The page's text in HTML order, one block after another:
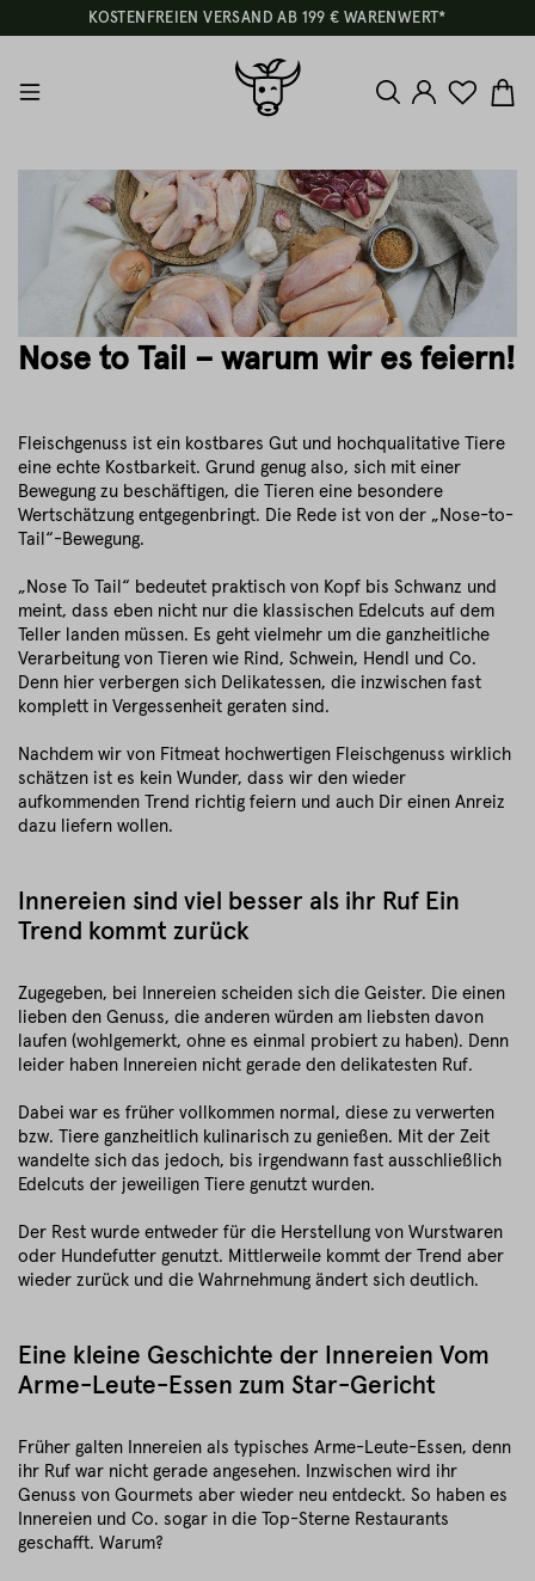
KOSTENFREIEN VERSAND AB 199 € WARENWERT*
Nose to Tail – warum wir es feiern!
Fleischgenuss ist ein kostbares Gut und hochqualitative Tiere
eine echte Kostbarkeit. Grund genug also, sich mit einer
Bewegung zu beschäftigen, die Tieren eine besondere
Wertschätzung entgegenbringt. Die Rede ist von der „Nose-to-
Tail“-Bewegung.
„Nose To Tail“ bedeutet praktisch von Kopf bis Schwanz und
meint, dass eben nicht nur die klassischen Edelcuts auf dem
Teller landen müssen. Es geht vielmehr um die ganzheitliche
Verarbeitung von Tieren wie Rind, Schwein, Hendl und Co.
Denn hier verbergen sich Delikatessen, die inzwischen fast
komplett in Vergessenheit geraten sind.
Nachdem wir von Fitmeat hochwertigen Fleischgenuss wirklich
schätzen ist es kein Wunder, dass wir den wieder
aufkommenden Trend richtig feiern und auch Dir einen Anreiz
dazu liefern wollen.
Innereien sind viel besser als ihr Ruf Ein
Trend kommt zurück
Zugegeben, bei Innereien scheiden sich die Geister. Die einen
lieben den Genuss, die anderen würden am liebsten davon
laufen (wohlgemerkt, ohne es einmal probiert zu haben). Denn
leider haben Innereien nicht gerade den delikatesten Ruf.
Dabei war es früher vollkommen normal, diese zu verwerten
bzw. Tiere ganzheitlich kulinarisch zu genießen. Mit der Zeit
wandelte sich das jedoch, bis irgendwann fast ausschließlich
Edelcuts der jeweiligen Tiere genutzt wurden.
Der Rest wurde entweder für die Herstellung von Wurstwaren
oder Hundefutter genutzt. Mittlerweile kommt der Trend aber
wieder zurück und die Wahrnehmung ändert sich deutlich.
Eine kleine Geschichte der Innereien Vom
Arme-Leute-Essen zum Star-Gericht
Früher galten Innereien als typisches Arme-Leute-Essen, denn
ihr Ruf war nicht gerade angesehen. Inzwischen wird ihr
Genuss von Gourmets aber wieder neu entdeckt. So haben es
Innereien und Co. sogar in die Top-Sterne Restaurants
geschafft. Warum?